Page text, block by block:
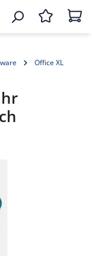
Office XL